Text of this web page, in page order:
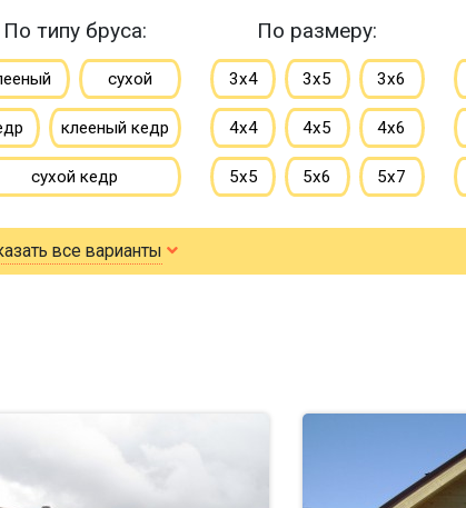
По типу бруса:
сухой
клееный кедр
сухой кедр
профилированный
150х150
По размеру:
3х4 3х5 3х6
4х4 4х5 4х6
5х5 5х6 5х7
6х6 6х7 6х8
7х8 7х10 8х8
маленькие
все варианты